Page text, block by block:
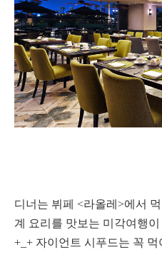
디너는 뷔페 <라올레>에서
계 요리를 맛보는 미각여행
+_+ 자이언트 시푸드는 꼭 먹